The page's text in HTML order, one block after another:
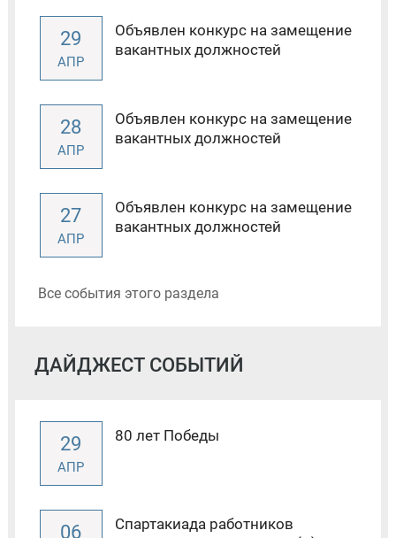
29
АПР
Объявлен конкурс на замещение
вакантных должностей
28
АПР
Объявлен конкурс на замещение
вакантных должностей
27
АПР
Объявлен конкурс на замещение
вакантных должностей
Все события этого раздела
ДАЙДЖЕСТ СОБЫТИЙ
29
АПР
80 лет Победы
06
Спартакиада работников